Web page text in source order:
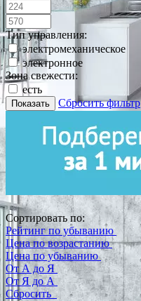
Тип управления:
электромеханическое
электронное
Зона свежести:
есть
Показать Сбросить фильтр
Сортировать по:
Рейтинг по убыванию
Цена по возрастанию
Цена по убыванию
От А до Я
От Я до А
Сбросить